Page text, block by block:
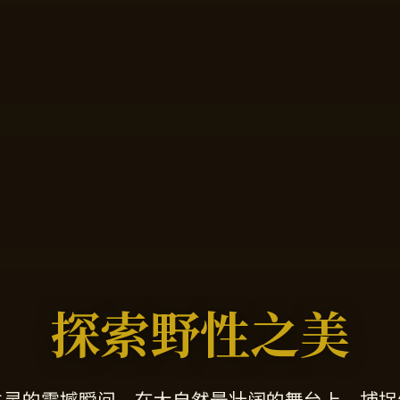
探索野性之美